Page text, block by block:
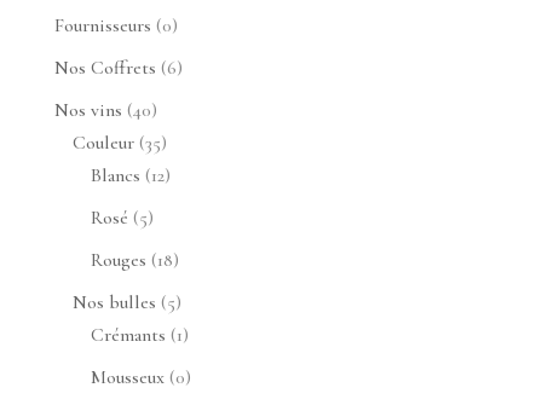
produit
Fournisseurs 00
produit
Nos Coffrets 66
Nos vins 4040
produits
Couleur 3535
produits
Blancs 1212
Rosé 55
produits
Rouges 1818
produits
Nos bulles 55
produits
Crémants 11
produit
Mousseux 00